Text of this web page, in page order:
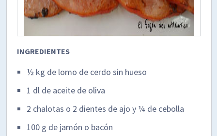
INGREDIENTES
½ kg de lomo de cerdo sin hueso
1 dl de aceite de oliva
2 chalotas o 2 dientes de ajo y ¼ de cebolla
100 g de jamón o bacón